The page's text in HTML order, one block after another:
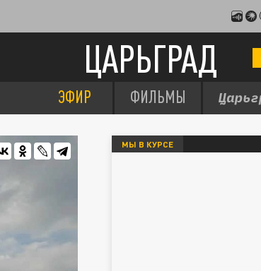
ЦАРЬГРАД
ЭФИР ФИЛЬМЫ
МЫ В КУРСЕ